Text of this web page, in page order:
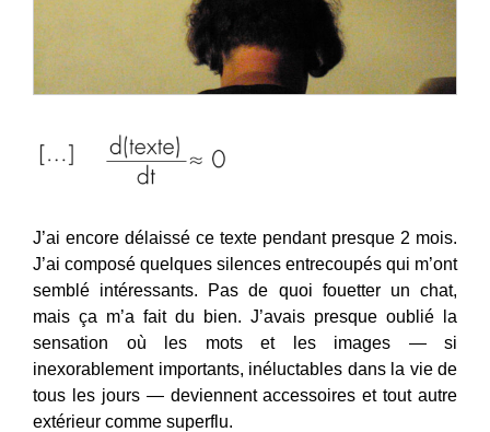
J’ai encore délaissé ce texte pendant presque 2 mois.
J’ai composé quelques silences entrecoupés qui m’ont
semblé intéressants. Pas de quoi fouetter un chat,
mais ça m’a fait du bien. J’avais presque oublié la
sensation où les mots et les images — si
inexorablement importants, inéluctables dans la vie de
tous les jours — deviennent accessoires et tout autre
extérieur comme superflu.